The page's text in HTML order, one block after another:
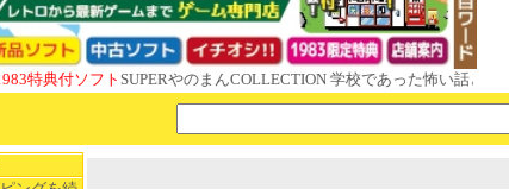
フトSUPERやのまんCOLLECTION 学校であった怖い話と晦󠄀つきこも